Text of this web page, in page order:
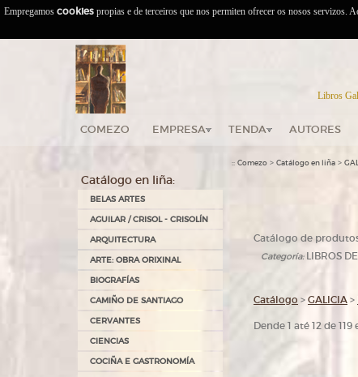
Libros
COMEZO EMPRESA TENDA AUTORES
Catálogo en liña:
BELAS ARTES
AGUILAR / CRISOL - CRISOLÍN
ARQUITECTURA
ARTE: OBRA ORIXINAL
BIOGRAFÍAS
CAMIÑO DE SANTIAGO
CERVANTES
CIENCIAS
COCIÑA E GASTRONOMÍA
:: Comezo > Catálogo en liña >
Catálogo de
Categoría:LIBROS
Catálogo > GALICIA >
Dende 1 até 12 de
Empregamos cookies propias e de terceiros que nos permiten ofrecer os nosos servizos.